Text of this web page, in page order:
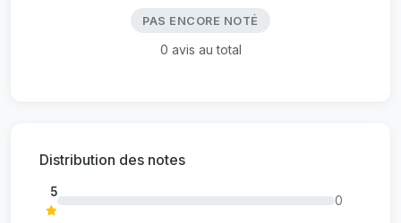
PAS ENCORE NOTÉ
0 avis au total
Distribution des notes
5
0